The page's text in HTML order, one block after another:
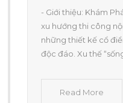
- Giới thiệu: Khám
xu hướng thi công
những thiết kế cổ
độc đáo. Xu thế
Read More